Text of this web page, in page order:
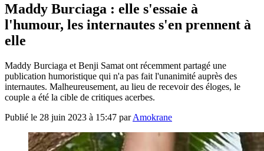
Maddy Burciaga : elle s'essaie à
l'humour, les internautes s'en prennent à
elle
Maddy Burciaga et Benji Samat ont récemment partagé une
publication humoristique qui n'a pas fait l'unanimité auprès des
internautes. Malheureusement, au lieu de recevoir des éloges, le
couple a été la cible de critiques acerbes.
Publié le 28 juin 2023 à 15:47 parAmokrane